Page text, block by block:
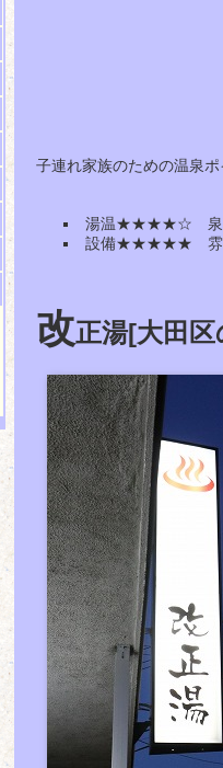
子連れ家族のための温泉ポ
湯温★★★★☆ 泉質
設備★★★★★ 雰
改正湯[大田